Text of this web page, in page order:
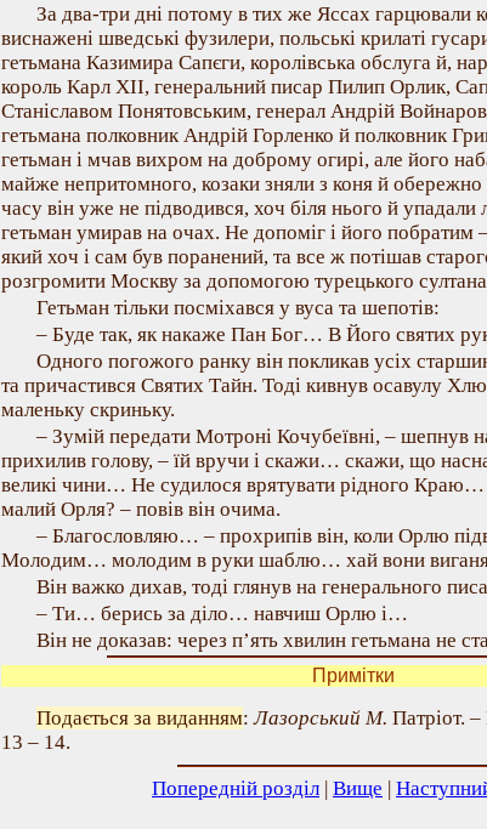
За два-три дні потому в тих же Яссах гарцювали
виснажені шведські фузилери, польські крилаті
гетьмана Казимира Сапєги, королівська обслуга й,
король Карл XII, генеральний писар Пилип Орлик,
Станіславом Понятовським, генерал Андрій
гетьмана полковник Андрій Горленко й полковник
гетьман і мчав вихром на доброму огирі, але його
майже непритомного, козаки зняли з коня й обережно
часу він уже не підводився, хоч біля нього й упадали
гетьман умирав на очах. Не допоміг і його побратим
який хоч і сам був поранений, та все ж потішав
розгромити Москву за допомогою турецького
Гетьман тільки посміхався у вуса та шепотів:
– Буде так, як накаже Пан Бог… В Його святих
Одного погожого ранку він покликав усіх
та причастився Святих Тайн. Тоді кивнув осавулу
маленьку скриньку.
– Зумій передати Мотроні Кочубеївні, – шепнув
прихилив голову, – їй вручи і скажи… скажи, що
великі чини… Не судилося врятувати рідного
малий Орля? – повів він очима.
– Благословляю… – прохрипів він, коли Орлю
Молодим… молодим в руки шаблю… хай вони
Він важко дихав, тоді глянув на генерального
– Ти… берись за діло… навчиш Орлю і…
Він не доказав: через п’ять хвилин гетьмана не
Примітки
Подається за виданням:Лазорський М. Патріот.
13 – 14.
Попередній розділ | Вище |